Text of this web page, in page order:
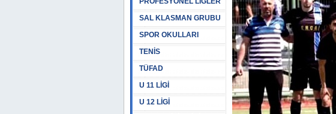
SAL KLASMAN GRUBU
SPOR OKULLARI
TENİS
TÜFAD
U 11 LİGİ
U 12 LİGİ